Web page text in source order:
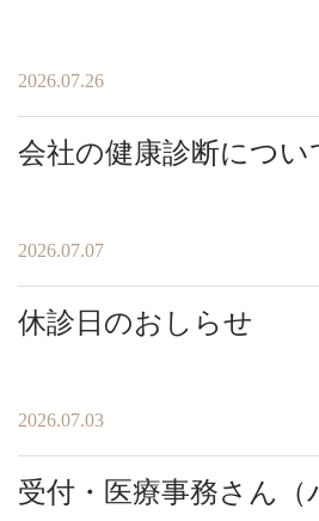
2026.07.26
会社の健康診断につい
2026.07.07
休診日のおしらせ
2026.07.03
受付・医療事務さん（